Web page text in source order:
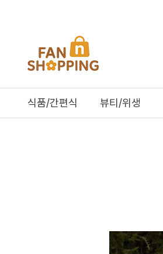
식품/간편식 뷰티/위생